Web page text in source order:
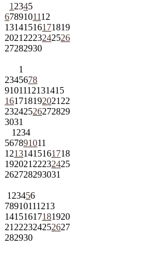
1 2345
6789101112
13141516171819
2021 2223242526
27282930
1
2345678
9101112131415
161718192021 22
23242526272829
3031
1 234
567891011
12131415161718
192021 22232425
262728293031
1 23456
78910111213
14151617181920
21 222324252627
282930